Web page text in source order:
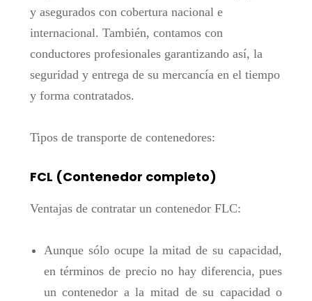
y asegurados con cobertura nacional e
internacional. También, contamos con
conductores profesionales garantizando así, la
seguridad y entrega de su mercancía en el tiempo
y forma contratados.
Tipos de transporte de contenedores:
FCL (Contenedor completo)
Ventajas de contratar un contenedor FLC:
Aunque sólo ocupe la mitad de su capacidad,
en términos de precio no hay diferencia, pues
un contenedor a la mitad de su capacidad o